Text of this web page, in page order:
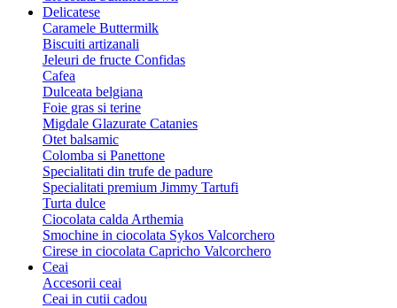
Delicatese
Caramele Buttermilk
Biscuiti artizanali
Jeleuri de fructe Confidas
Cafea
Dulceata belgiana
Foie gras si terine
Migdale Glazurate Catanies
Otet balsamic
Colomba si Panettone
Specialitati din trufe de padure
Specialitati premium Jimmy Tartufi
Turta dulce
Ciocolata calda Arthemia
Smochine in ciocolata Sykos Valcorchero
Cirese in ciocolata Capricho Valcorchero
Ceai
Accesorii ceai
Ceai in cutii cadou